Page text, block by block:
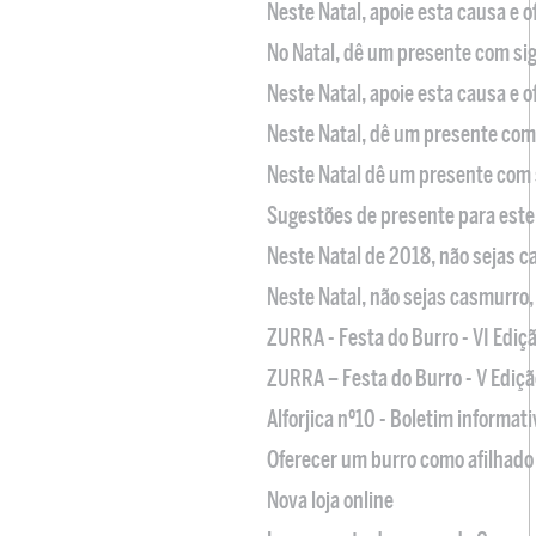
Neste Natal, apoie esta causa e
No Natal, dê um presente com
Neste Natal, apoie esta causa e
Neste Natal, dê um presente
Neste Natal dê um presente
Sugestões de presente para
Neste Natal de 2018, não sejas
Neste Natal, não sejas
ZURRA - Festa do Burro - VI
ZURRA – Festa do Burro - V
Alforjica nº10 - Boletim
Oferecer um burro como
Nova loja online